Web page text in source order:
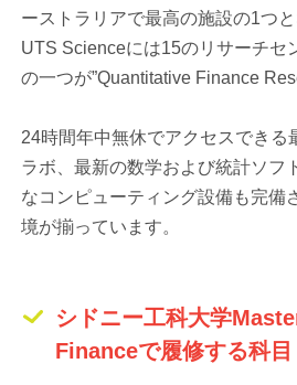
ーストラリアで最高の施設の1つと
UTS Scienceには15のリサーチセ
の一つが”Quantitative Finance
24時間年中無休でアクセスできる
ラボ、最新の数学および統計ソフ
なコンピューティング設備も完備
境が揃っています。
シドニー工科大学
Financeで履修する科目